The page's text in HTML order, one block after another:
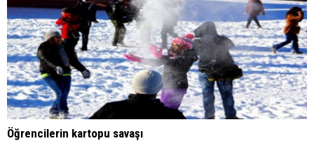
Öğrencilerin kartopu savaşı